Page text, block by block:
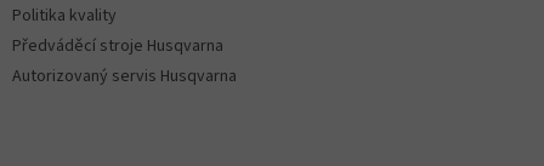
Politika kvality
Předváděcí stroje Husqvarna
Autorizovaný servis Husqvarna